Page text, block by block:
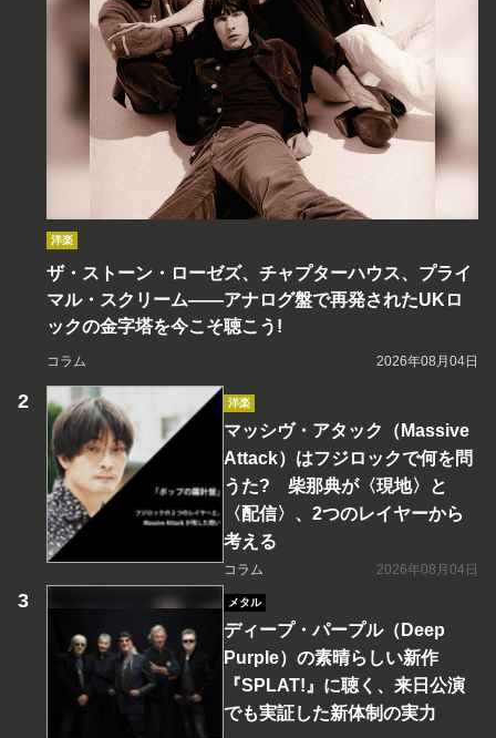
洋楽
ザ・ストーン・ローゼズ、チャプターハウス、プライ
マル・スクリーム――アナログ盤で再発されたUKロ
ックの金字塔を今こそ聴こう!
コラム 2026年08月04日
洋楽
マッシヴ・アタック（Massive
Attack）はフジロックで何を問
うた? 柴那典が〈現地〉と
〈配信〉、2つのレイヤーから
考える
コラム 2026年08月04日
メタル
ディープ・パープル（Deep
Purple）の素晴らしい新作
『SPLAT!』に聴く、来日公演
でも実証した新体制の実力